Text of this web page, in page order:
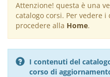
Warning
message
Attenzione! questa è una
catalogo corsi. Per vedere
procedere alla Home.
I contenuti del
corso di